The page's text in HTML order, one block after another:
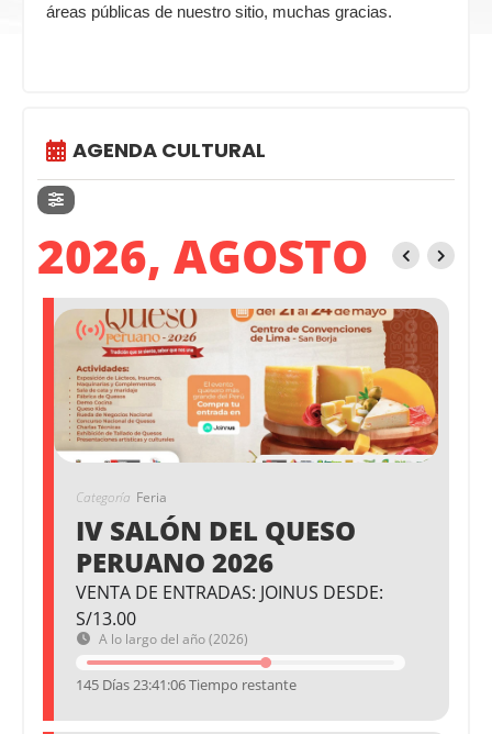
áreas públicas de nuestro sitio, muchas gracias.
AGENDA CULTURAL
2026, AGOSTO
Categoría Feria
IV SALÓN DEL QUESO
PERUANO 2026
VENTA DE ENTRADAS: JOINUS DESDE:
S/13.00
A lo largo del año (2026)
145 Días 23:41:06 Tiempo restante